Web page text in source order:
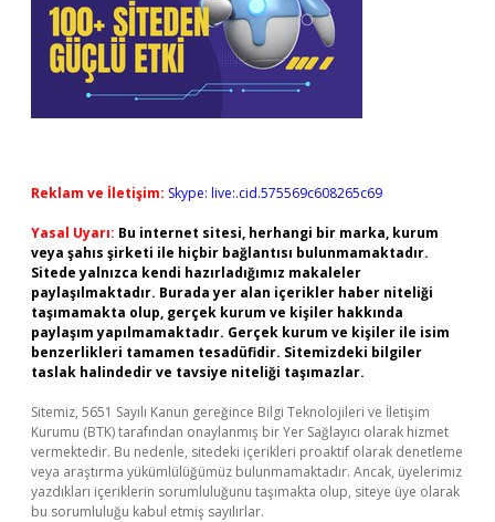
Reklam ve İletişim: Skype: live:.cid.575569c608265c69
Yasal Uyarı: Bu internet sitesi, herhangi bir marka, kurum
veya şahıs şirketi ile hiçbir bağlantısı bulunmamaktadır.
Sitede yalnızca kendi hazırladığımız makaleler
paylaşılmaktadır. Burada yer alan içerikler haber niteliği
taşımamakta olup, gerçek kurum ve kişiler hakkında
paylaşım yapılmamaktadır. Gerçek kurum ve kişiler ile isim
benzerlikleri tamamen tesadüfidir. Sitemizdeki bilgiler
taslak halindedir ve tavsiye niteliği taşımazlar.
Sitemiz, 5651 Sayılı Kanun gereğince Bilgi Teknolojileri ve İletişim
Kurumu (BTK) tarafından onaylanmış bir Yer Sağlayıcı olarak hizmet
vermektedir. Bu nedenle, sitedeki içerikleri proaktif olarak denetleme
veya araştırma yükümlülüğümüz bulunmamaktadır. Ancak, üyelerimiz
yazdıkları içeriklerin sorumluluğunu taşımakta olup, siteye üye olarak
bu sorumluluğu kabul etmiş sayılırlar.